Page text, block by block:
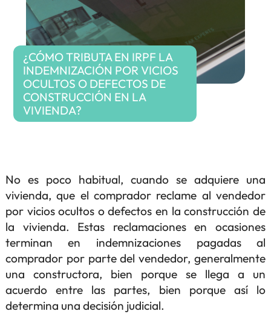
¿CÓMO TRIBUTA EN IRPF LA
INDEMNIZACIÓN POR VICIOS
OCULTOS O DEFECTOS DE
CONSTRUCCIÓN EN LA
VIVIENDA?
No es poco habitual, cuando se adquiere una
vivienda, que el comprador reclame al vendedor
por vicios ocultos o defectos en la construcción de
la vivienda. Estas reclamaciones en ocasiones
terminan en indemnizaciones pagadas al
comprador por parte del vendedor, generalmente
una constructora, bien porque se llega a un
acuerdo entre las partes, bien porque así lo
determina una decisión judicial.